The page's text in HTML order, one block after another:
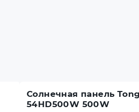
Солнечная панель
54HD500W 500W